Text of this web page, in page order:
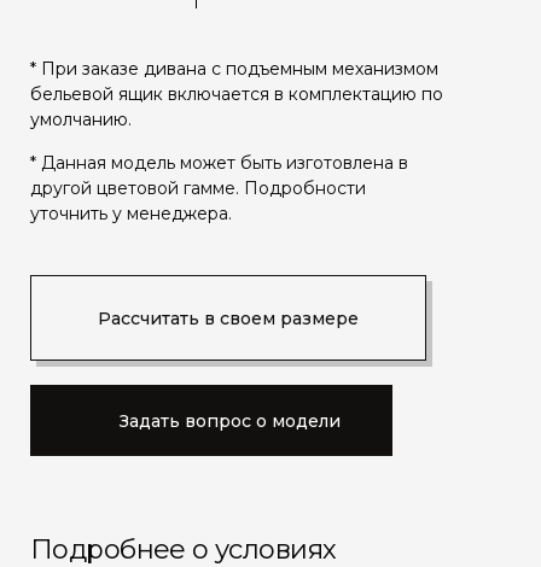
Подробнее о условиях
* При заказе дивана с подъемным механизмом
бельевой ящик включается в комплектацию по
умолчанию.
* Данная модель может быть изготовлена в
другой цветовой гамме. Подробности
уточнить у менеджера.
Рассчитать в своем размере
Задать вопрос о модели